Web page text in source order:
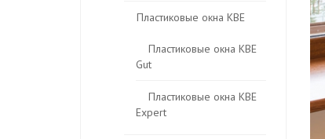
Пластиковые окна KBE
Пластиковые окна КВЕ
Gut
Пластиковые окна КВЕ
Expert